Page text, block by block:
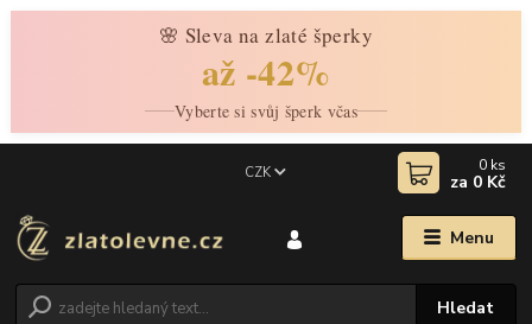
🌸 Sleva na zlaté šperky
až -42%
Vyberte si svůj šperk včas
Menu
CZK
Hledat
0 ks
za 0 Kč